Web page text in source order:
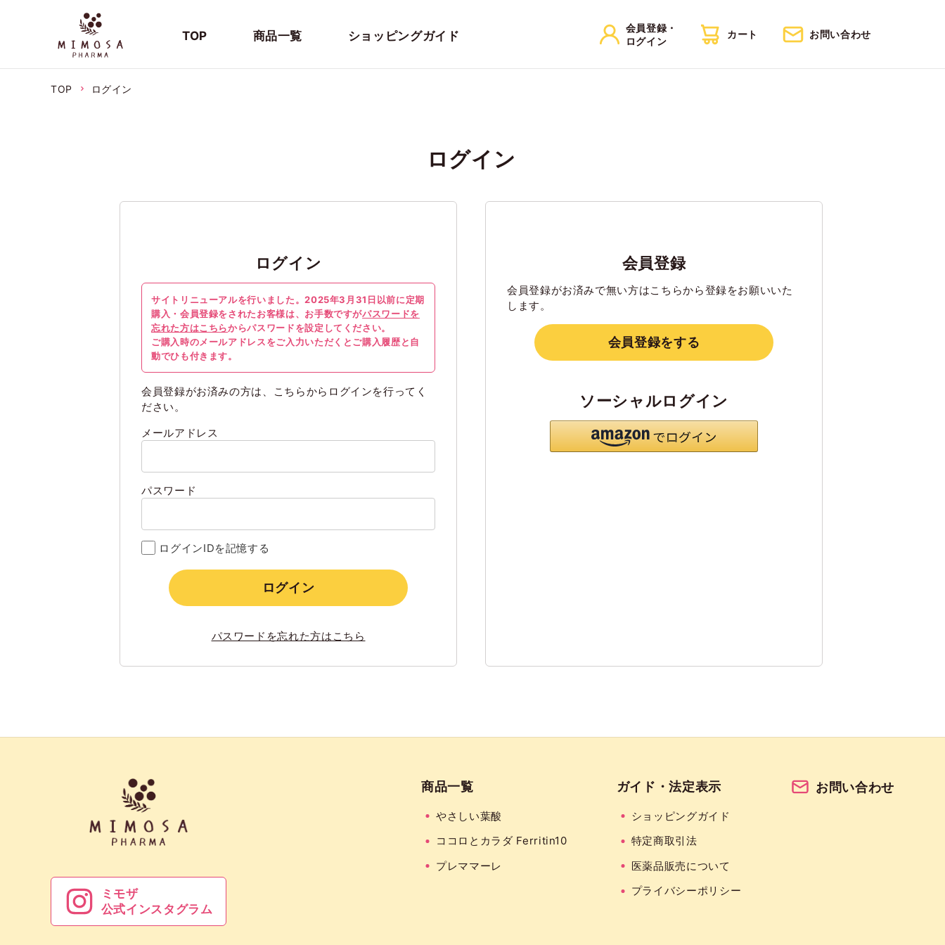
TOP 商品一覧 ショッピングガイド
会員登録・
ログイン
カート お問い合わせ
TOP ログイン
ログイン
ログイン
サイトリニューアルを行いました。2025年3月31日以前に定期
購入・会員登録をされたお客様は、お手数ですがパスワードを
忘れた方はこちらからパスワードを設定してください。
ご購入時のメールアドレスをご入力いただくとご購入履歴と自
動でひも付きます。
会員登録がお済みの方は、こちらからログインを行ってく
ださい。
メールアドレス
パスワード
ログインIDを記憶する
ログイン
パスワードを忘れた方はこちら
会員登録
会員登録がお済みで無い方はこちらから登録をお願いいた
します。
会員登録をする
ソーシャルログイン
ミモザ
公式インスタグラム
商品一覧
やさしい葉酸
ココロとカラダ Ferritin10
プレママーレ
ガイド・法定表示
ショッピングガイド
特定商取引法
医薬品販売について
プライバシーポリシー
お問い合わせ